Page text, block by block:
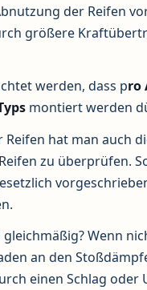
der Reifen
größere
werden, dass pro
montiert werden
Reifen hat man auch
zu überprüfen.
Wenn
an den
einen Schlag oder